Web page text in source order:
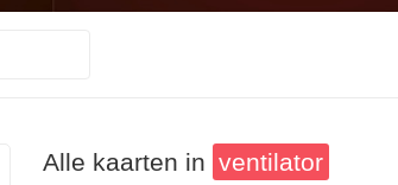
Alle kaarten in ventilator